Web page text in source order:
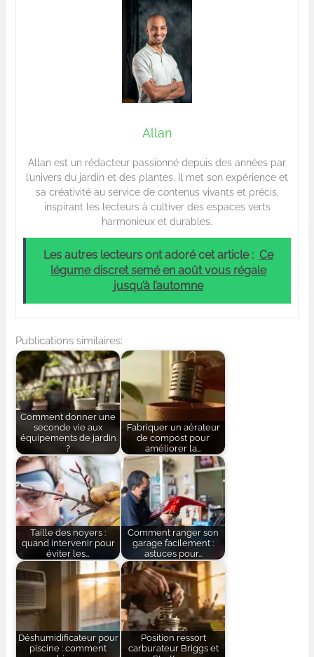
Allan
Allan est un rédacteur passionné depuis des années par
l’univers du jardin et des plantes. Il met son expérience et
sa créativité au service de contenus vivants et précis,
inspirant les lecteurs à cultiver des espaces verts
harmonieux et durables.
Les autres lecteurs ont adoré cet article : Ce
légume discret semé en août vous régale
jusqu’à l’automne
Publications similaires:
Comment donner une
seconde vie aux
équipements de jardin
?
Fabriquer un aérateur
de compost pour
améliorer la…
Taille des noyers :
quand intervenir pour
éviter les…
Comment ranger son
garage facilement :
astuces pour…
Déshumidificateur pour
piscine : comment
Position ressort
carburateur Briggs et